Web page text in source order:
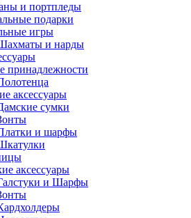
и портпледы
подарки
игры
и нарды
принадлежности
аксессуары
сумки
и шарфы
аксессуары
и Шарфы